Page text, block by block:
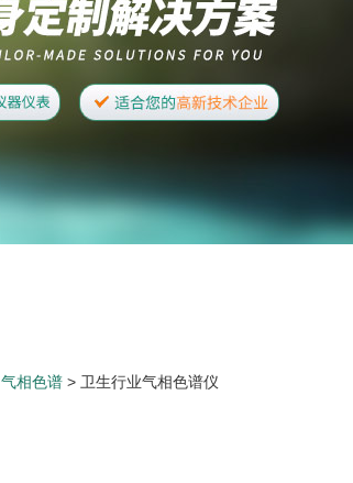
气相色谱 > 卫生行业气相色谱仪